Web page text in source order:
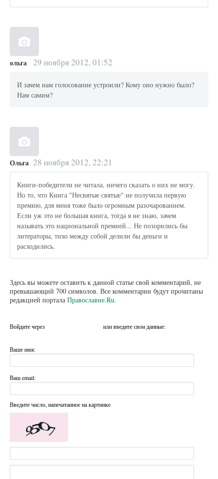
ольга 29 ноября 2012, 01:52
И зачем нам голосование устроили? Кому оно нужно было?
Нам самим?
Ольга 28 ноября 2012, 22:21
Книги-победители не читала, ничего сказать о них не могу.
Но то, что Книга "Несвятые святые" не получила первую
премию, для меня тоже было огромным разочарованием.
Если уж это не большая книга, тогда я не знаю, зачем
называть это национальной премией... Не позорились бы
литераторы, тихо между собой делили бы деньги и
расходились.
Здесь вы можете оставить к данной статье свой комментарий, не
превышающий 700 символов. Все комментарии будут прочитаны
редакцией портала Православие.Ru.
Войдите через или введите свои данные:
Ваше имя:
Ваш email:
Введите число, напечатанное на картинке